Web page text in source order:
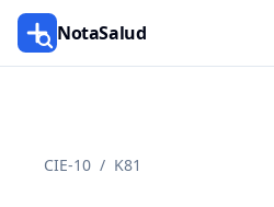
NotaSalud
CIE-10 / K81